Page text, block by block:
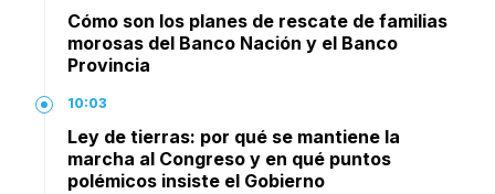
Cómo son los planes de rescate de familias
morosas del Banco Nación y el Banco
Provincia
10:03
Ley de tierras: por qué se mantiene la
marcha al Congreso y en qué puntos
polémicos insiste el Gobierno